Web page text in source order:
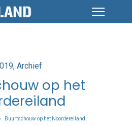
Archief
op het
Buurtschouw op het Noordereiland